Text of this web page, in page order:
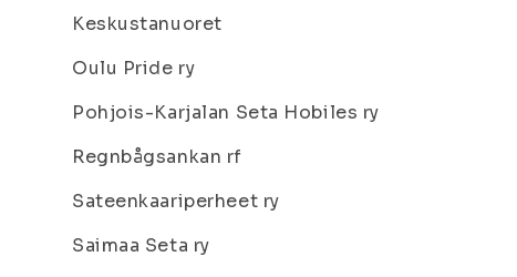
Keskustanuoret
Oulu Pride ry
Pohjois-Karjalan Seta Hobiles ry
Regnbågsankan rf
Sateenkaariperheet ry
Saimaa Seta ry